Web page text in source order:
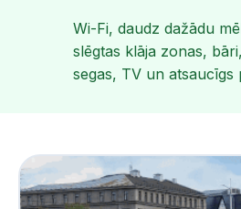
Wi-Fi, daudz dažādu
slēgtas klāja zonas,
segas, TV un atsaucīgs